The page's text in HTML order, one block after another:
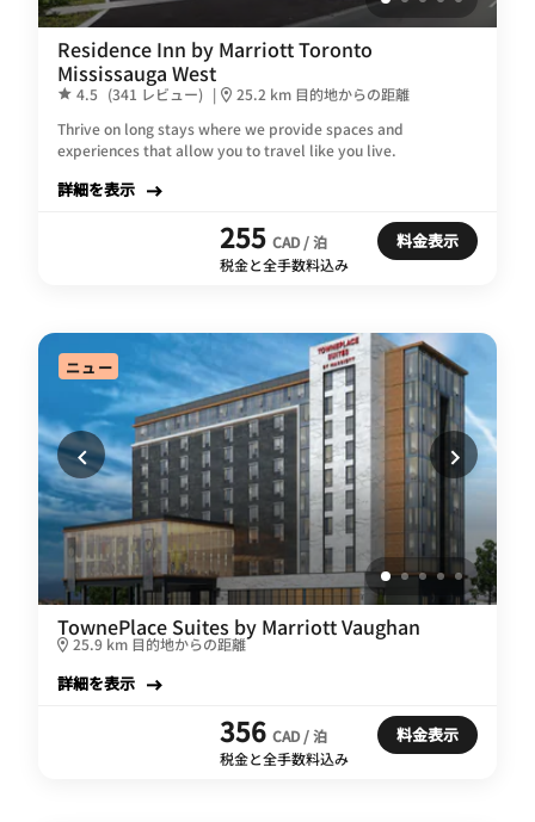
Residence Inn by Marriott Toronto
Mississauga West
4.5 (341 レビュー) |
25.2 km 目的地からの距離
Thrive on long stays where we provide spaces and
experiences that allow you to travel like you live.
詳細を表示
255 CAD / 泊
税金と全手数料込み
料金表示
ニュー
TownePlace Suites by Marriott Vaughan
25.9 km 目的地からの距離
詳細を表示
356 CAD / 泊
税金と全手数料込み
料金表示